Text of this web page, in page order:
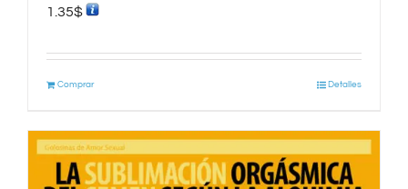
1.35$
Comprar Detalles